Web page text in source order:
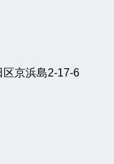
区京浜島2-17-6